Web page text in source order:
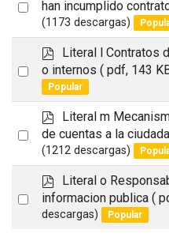
Select
f
han incumplido
(1173 descargas)
Select
p
d
f
Literal l Contratos
o internos ( pdf, 143
Popular
Select
p
d
f
Literal m
de cuentas a la
(1212 descargas)
Select
p
d
f
Literal o
informacion publica (
descargas)
Popular